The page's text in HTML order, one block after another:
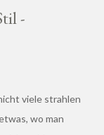
-
viele strahlen
wo man